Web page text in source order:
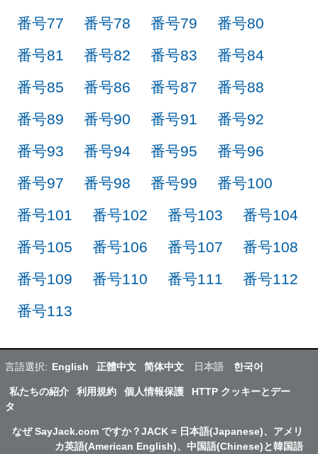
番号77
番号78 番号79
番号80
番号81
番号82 番号83
番号84
番号85
番号86 番号87
番号88
番号89
番号90 番号91
番号92
番号93
番号94 番号95
番号96
番号97
番号98 番号99
番号100
番号101
番号102 番号103
番号104
番号105
番号106 番号107
番号108
番号109
番号110 番号111
番号112
番号113
言語選択: English 正體中文 简体中文 日本語 한국어
私たちの紹介 利用規約 個人情報保護
HTTP クッキーとデー
タ
なぜ SayJack.com ですか？JACK = 日本語(Japanese)、アメリ
カ英語(American English)、中国語(Chinese)と韓国語